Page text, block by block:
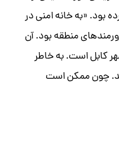
بود. «به خانه امنی در
منطقه بود. آن
کابل است. به خاطر
چون ممکن است